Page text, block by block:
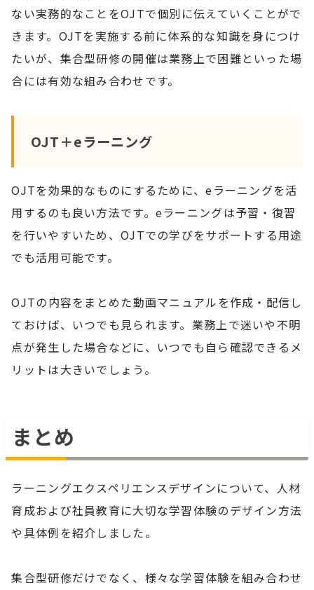
ない実務的なことをOJTで個別に伝えていくことがで
きます。OJTを実施する前に体系的な知識を身につけ
たいが、集合型研修の開催は業務上で困難といった場
合には有効な組み合わせです。
OJT＋eラーニング
OJTを効果的なものにするために、eラーニングを活
用するのも良い方法です。eラーニングは予習・復習
を行いやすいため、OJTでの学びをサポートする用途
でも活用可能です。
OJTの内容をまとめた動画マニュアルを作成・配信し
ておけば、いつでも見られます。業務上で迷いや不明
点が発生した場合などに、いつでも自ら確認できるメ
リットは大きいでしょう。
まとめ
ラーニングエクスペリエンスデザインについて、人材
育成および社員教育に大切な学習体験のデザイン方法
や具体例を紹介しました。
集合型研修だけでなく、様々な学習体験を組み合わせ